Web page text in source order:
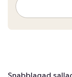
Snabblagad